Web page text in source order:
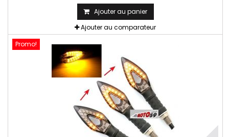
Ajouter au panier
Ajouter au comparateur
Promo!